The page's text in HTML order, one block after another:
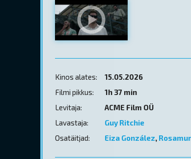
Kinos alates:
15.05.2026
Filmi pikkus:
1h 37 min
Levitaja:
ACME Film OÜ
Lavastaja:
Guy Ritchie
Osatäitjad:
Eiza González,